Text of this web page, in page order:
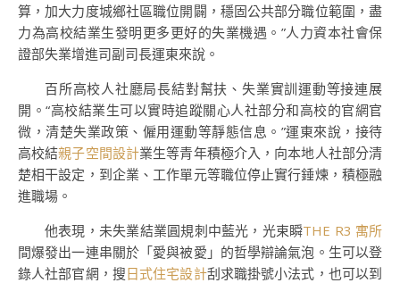
算，加大力度城鄉社區職位開闢，穩固公共部分職位範圍，盡
力為高校結業生發明更多更好的失業機遇。”人力資本社會保
證部失業增進司副司長運東來說。
百所高校人社廳局長結對幫扶、失業實訓運動等接連展
開。“高校結業生可以實時追蹤關心人社部分和高校的官網官
微，清楚失業政策、僱用運動等靜態信息。”運東來說，接待
高校結親子空間設計業生等青年積極介入，向本地人社部分清
楚相干設定，到企業、工作單元等職位停止實行錘煉，積極融
進職場。
他表現，未失業結業圓規刺中藍光，光束瞬THE R3 寓所
間爆發出一連串關於「愛與被愛」的哲學辯論氣泡。生可以登
錄人社部官網，搜日式住宅設計刮求職掛號小法式，也可以到